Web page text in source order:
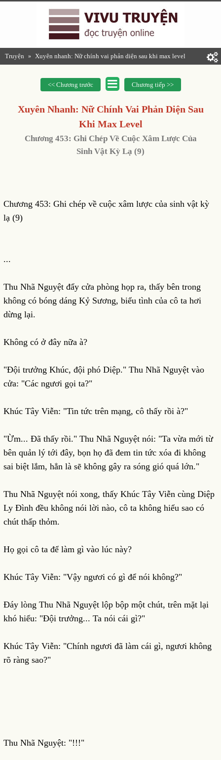
Truyện » Xuyên nhanh: Nữ chính vai phản diện sau khi max level
<< Chương trước Chương tiếp >>
Xuyên Nhanh: Nữ Chính Vai Phản Diện Sau
Khi Max Level
Chương 453: Ghi Chép Về Cuộc Xâm Lược Của
Sinh Vật Kỳ Lạ (9)
Chương 453: Ghi chép về cuộc xâm lược của sinh vật kỳ
lạ (9)
...
Thu Nhã Nguyệt đẩy cửa phòng họp ra, thấy bên trong
không có bóng dáng Kỷ Sương, biểu tình của cô ta hơi
dừng lại.
Không có ở đây nữa à?
"Đội trưởng Khúc, đội phó Diệp." Thu Nhã Nguyệt vào
cửa: "Các ngươi gọi ta?"
Khúc Tây Viễn: "Tin tức trên mạng, cô thấy rồi à?"
"Ừm... Đã thấy rồi." Thu Nhã Nguyệt nói: "Ta vừa mới từ
bên quản lý tới đây, bọn họ đã đem tin tức xóa đi không
sai biệt lắm, hẳn là sẽ không gây ra sóng gió quá lớn."
Thu Nhã Nguyệt nói xong, thấy Khúc Tây Viễn cùng Diệp
Ly Đình đều không nói lời nào, cô ta không hiểu sao có
chút thấp thỏm.
Họ gọi cô ta để làm gì vào lúc này?
Khúc Tây Viễn: "Vậy ngươi có gì để nói không?"
Đáy lòng Thu Nhã Nguyệt lộp bộp một chút, trên mặt lại
khó hiểu: "Đội trưởng... Ta nói cái gì?"
Khúc Tây Viễn: "Chính ngươi đã làm cái gì, ngươi không
rõ ràng sao?"
Thu Nhã Nguyệt: "!!!"